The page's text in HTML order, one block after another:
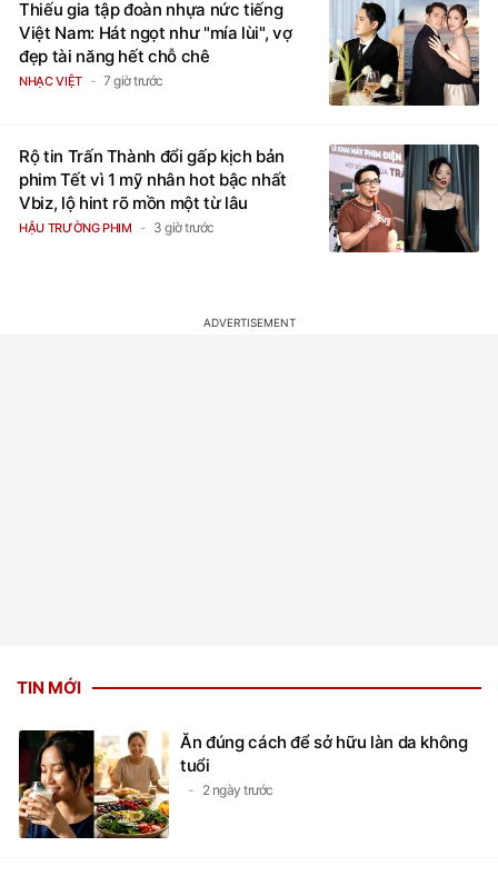
Thiếu gia tập đoàn nhựa nức tiếng
Việt Nam: Hát ngọt như "mía lùi", vợ
đẹp tài năng hết chỗ chê
NHẠC VIỆT 7 giờ trước
Rộ tin Trấn Thành đổi gấp kịch bản
phim Tết vì 1 mỹ nhân hot bậc nhất
Vbiz, lộ hint rõ mồn một từ lâu
HẬU TRƯỜNG PHIM 3 giờ trước
TIN MỚI
Ăn đúng cách để sở hữu làn da không
tuổi
2 ngày trước